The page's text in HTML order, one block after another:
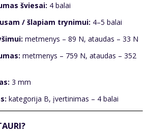
šviesai: 4 balai
/ šlapiam trynimui: 4–5 balai
metmenys – 89 N, ataudas – 33 N
metmenys – 759 N, ataudas – 352
3 mm
kategorija B, įvertinimas – 4 balai